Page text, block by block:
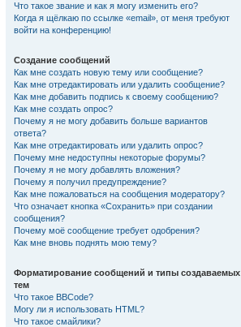
Что такое звание и как я могу изменить его?
Когда я щёлкаю по ссылке «email», от меня требуют
войти на конференцию!
Создание сообщений
Как мне создать новую тему или сообщение?
Как мне отредактировать или удалить сообщение?
Как мне добавить подпись к своему сообщению?
Как мне создать опрос?
Почему я не могу добавить больше вариантов
ответа?
Как мне отредактировать или удалить опрос?
Почему мне недоступны некоторые форумы?
Почему я не могу добавлять вложения?
Почему я получил предупреждение?
Как мне пожаловаться на сообщения модератору?
Что означает кнопка «Сохранить» при создании
сообщения?
Почему моё сообщение требует одобрения?
Как мне вновь поднять мою тему?
Форматирование сообщений и типы создаваемых
тем
Что такое BBCode?
Могу ли я использовать HTML?
Что такое смайлики?